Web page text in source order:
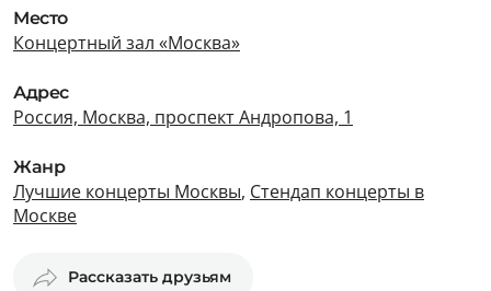
Место
Концертный зал «Москва»
Адрес
Россия, Москва, проспект Андропова, 1
Жанр
Лучшие концерты Москвы, Стендап концерты в
Москве
Рассказать друзьям